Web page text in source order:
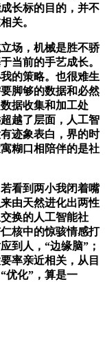
长标的目的，并不
关。
场，机械是胜不骄
当前的手艺成长。
的策略。也很难生
脚够的数据和必然
据收集和加工处
越了层面，人工智
迹象表白，界的时
糊口相陪伴的是社
看到两小我闭着嘴
由天然进化出两性
换的人工智能社
核中的惊骇情感打
到人，“边缘脑”；
率亲近相关，从目
优化”，算是一